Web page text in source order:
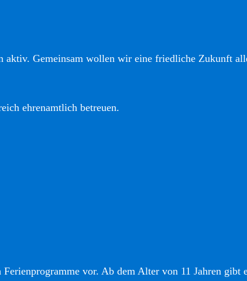
Gemeinsam wollen wir eine friedliche Zukunft
ehrenamtlich betreuen.
vor. Ab dem Alter von 11 Jahren gibt